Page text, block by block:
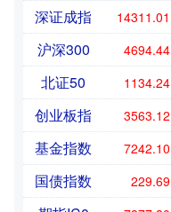
深证成指 14311.01
沪深300 4694.44
北证50 1134.24
创业板指 3563.12
基金指数 7242.10
国债指数 229.69